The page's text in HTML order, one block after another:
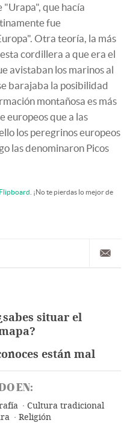
que hacía
fue
Otra teoría, la más
cordillera a que era el
avistaban los marinos al
barajaba la posibilidad
montañosa es más
europeos que a las
los peregrinos europeos
las denominaron Picos
Flipboard . ¡No te pierdas lo mejor de
situar el
están mal
EN:
Cultura tradicional
Religión